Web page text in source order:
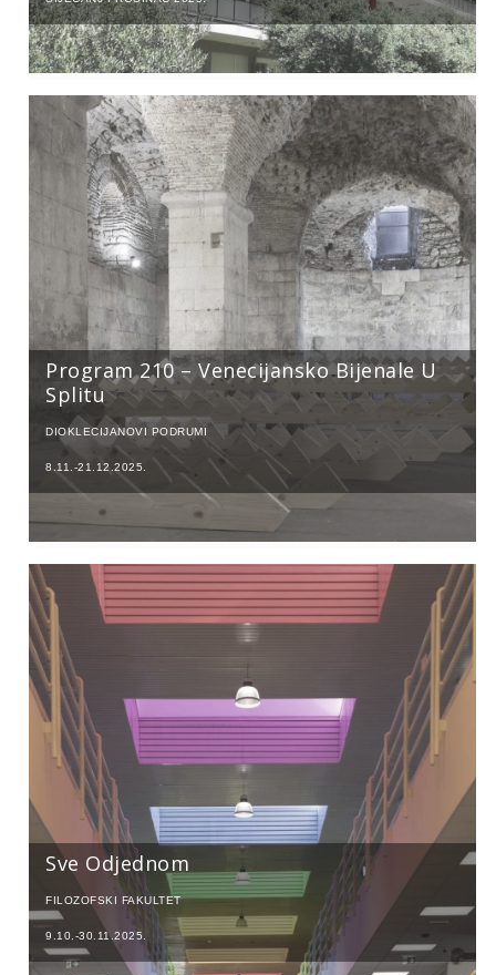
Program 210 – Venecijansko Bijenale U
Splitu
DIOKLECIJANOVI PODRUMI
8.11.-21.12.2025.
Sve Odjednom
FILOZOFSKI FAKULTET
9.10.-30.11.2025.